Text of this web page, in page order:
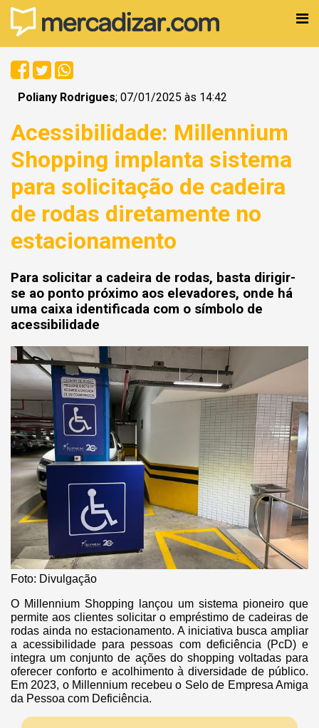
Poliany Rodrigues; 07/01/2025 às 14:42
Acessibilidade: Millennium
Shopping implanta sistema
para solicitação de cadeira
de rodas diretamente no
estacionamento
Para solicitar a cadeira de rodas, basta dirigir-
se ao ponto próximo aos elevadores, onde há
uma caixa identificada com o símbolo de
acessibilidade
Foto: Divulgação
O Millennium Shopping lançou um sistema pioneiro que
permite aos clientes solicitar o empréstimo de cadeiras de
rodas ainda no estacionamento. A iniciativa busca ampliar
a acessibilidade para pessoas com deficiência (PcD) e
integra um conjunto de ações do shopping voltadas para
oferecer conforto e acolhimento à diversidade de público.
Em 2023, o Millennium recebeu o Selo de Empresa Amiga
da Pessoa com Deficiência.